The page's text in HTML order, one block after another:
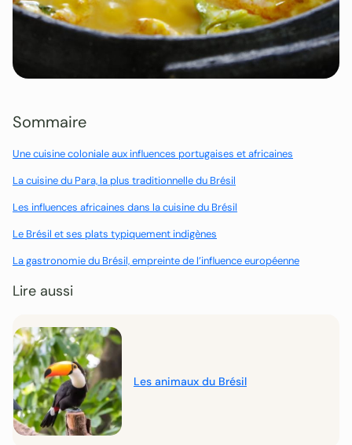
Sommaire
Une cuisine coloniale aux influences portugaises et africaines
La cuisine du Para, la plus traditionnelle du Brésil
Les influences africaines dans la cuisine du Brésil
Le Brésil et ses plats typiquement indigènes
La gastronomie du Brésil, empreinte de l’influence européenne
Lire aussi
Les animaux du Brésil